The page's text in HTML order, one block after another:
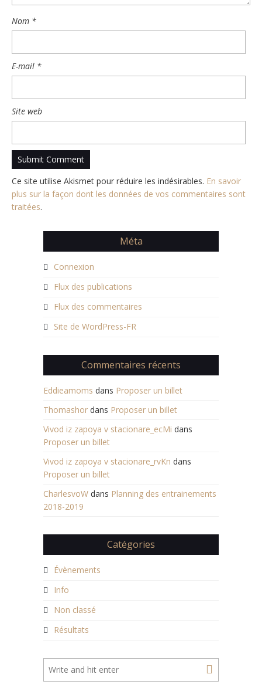
Nom *
E-mail *
Site web
Ce site utilise Akismet pour réduire les indésirables. En savoir
plus sur la façon dont les données de vos commentaires sont
traitées.
Méta
Connexion
Flux des publications
Flux des commentaires
Site de WordPress-FR
Commentaires récents
Eddieamoms dans Proposer un billet
Thomashor dans Proposer un billet
Vivod iz zapoya v stacionare_ecMi dans
Proposer un billet
Vivod iz zapoya v stacionare_rvKn dans
Proposer un billet
CharlesvoW dans Planning des entrainements
2018-2019
Catégories
Évènements
Info
Non classé
Résultats